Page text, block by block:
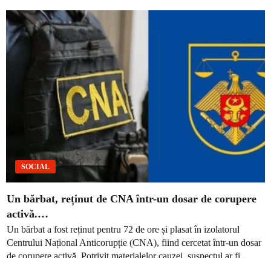
SOCIAL
Un bărbat, reținut de CNA într-un dosar de corupere
activă.…
Un bărbat a fost reținut pentru 72 de ore și plasat în izolatorul
Centrului Național Anticorupție (CNA), fiind cercetat într-un dosar
de corupere activă. Potrivit materialelor cauzei, suspectul ar fi...